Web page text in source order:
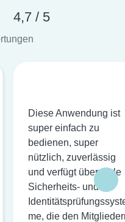
4,7 / 5
Diese Anwendung ist
super einfach zu
bedienen, super
nützlich, zuverlässig
und verfügt über viele
Sicherheits- und
me, die den